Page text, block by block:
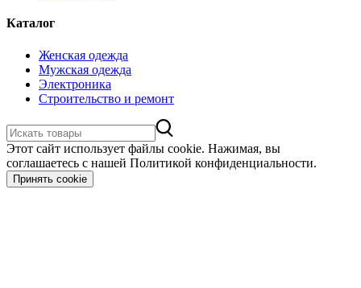
Каталог
Женская одежда
Мужская одежда
Электроника
Строительство и ремонт
Этот сайт использует файлы cookie. Нажимая, вы
соглашаетесь с нашей Политикой конфиденциальности.
Принять cookie